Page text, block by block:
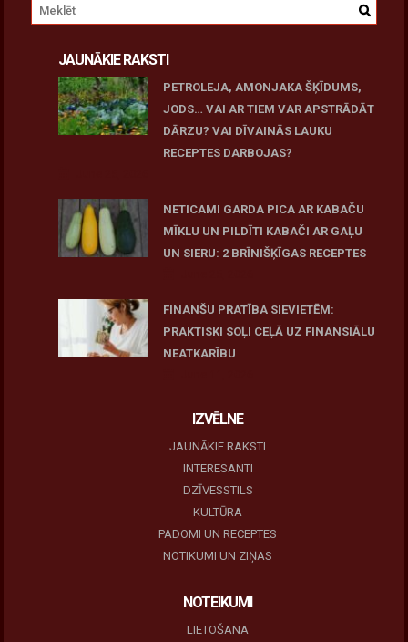
JAUNĀKIE RAKSTI
PETROLEJA, AMONJAKA ŠĶĪDUMS,
JODS… VAI AR TIEM VAR APSTRĀDĀT
DĀRZU? VAI DĪVAINĀS LAUKU
RECEPTES DARBOJAS?
NETICAMI GARDA PICA AR KABAČU
MĪKLU UN PILDĪTI KABAČI AR GAĻU
UN SIERU: 2 BRĪNIŠĶĪGAS RECEPTES
FINANŠU PRATĪBA SIEVIETĒM:
PRAKTISKI SOĻI CEĻĀ UZ FINANSIĀLU
NEATKARĪBU
IZVĒLNE
JAUNĀKIE RAKSTI
INTERESANTI
DZĪVESSTILS
KULTŪRA
PADOMI UN RECEPTES
NOTIKUMI UN ZIŅAS
NOTEIKUMI
LIETOŠANA